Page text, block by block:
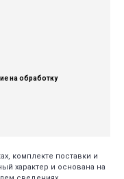
на обработку
комплекте поставки и
характер и основана на